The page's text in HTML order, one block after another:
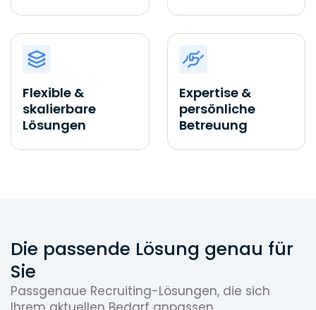
Flexible &
skalierbare
Lösungen
Expertise &
persönliche
Betreuung
Die passende Lösung genau für
Sie
Passgenaue Recruiting-Lösungen, die sich